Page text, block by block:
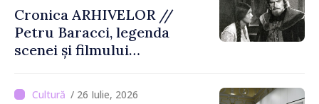
Cronica ARHIVELOR //
Petru Baracci, legenda
scenei și filmului
/ 26 Iulie, 2026